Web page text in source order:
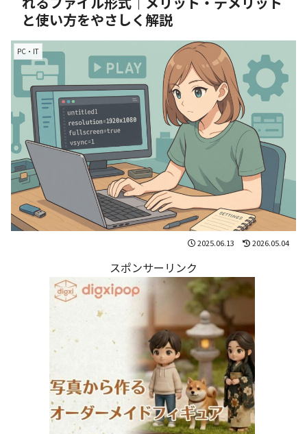
と使い方をやさしく解説
PC・IT
2025.06.13 2026.05.04
スポンサーリンク